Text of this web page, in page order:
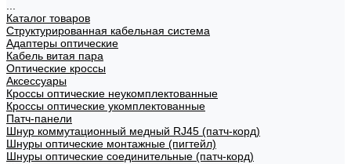
Каталог товаров
Структурированная кабельная система
Адаптеры оптические
Кабель витая пара
Оптические кроссы
Аксессуары
Кроссы оптические неукомплектованные
Кроссы оптические укомплектованные
Патч-панели
Шнур коммутационный медный RJ45 (патч-корд)
Шнуры оптические монтажные (пигтейл)
Шнуры оптические соединительные (патч-корд)